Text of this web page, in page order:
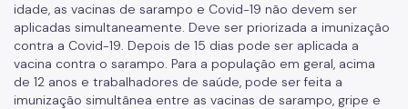
idade, as vacinas de sarampo e Covid-19 não devem ser
aplicadas simultaneamente. Deve ser priorizada a imunização
contra a Covid-19. Depois de 15 dias pode ser aplicada a
vacina contra o sarampo. Para a população em geral, acima
de 12 anos e trabalhadores de saúde, pode ser feita a
imunização simultânea entre as vacinas de sarampo, gripe e